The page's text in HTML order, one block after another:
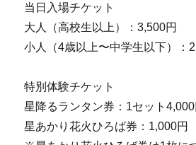
当日入場チケット
大人（高校生以上）：3,500円
小人（4歳以上〜中学生以下）：
特別体験チケット
星降るランタン券：1セット4,000
星あかり花火ひろば券：1,000円